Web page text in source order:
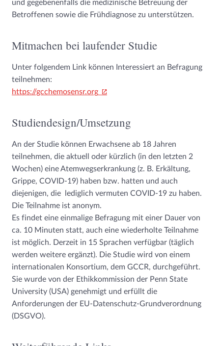
und gegebenenfalls die medizinische Betreuung der
Betroffenen sowie die Frühdiagnose zu unterstützen.
Mitmachen bei laufender Studie
Unter folgendem Link können Interessiert an Befragung
teilnehmen:
https://gcchemosensr.org
Studiendesign/Umsetzung
An der Studie können Erwachsene ab 18 Jahren
teilnehmen, die aktuell oder kürzlich (in den letzten 2
Wochen) eine Atemwegserkrankung (z. B. Erkältung,
Grippe, COVID-19) haben bzw. hatten und auch
diejenigen, die lediglich vermuten COVID-19 zu haben.
Die Teilnahme ist anonym.
Es findet eine einmalige Befragung mit einer Dauer von
ca. 10 Minuten statt, auch eine wiederholte Teilnahme
ist möglich. Derzeit in 15 Sprachen verfügbar (täglich
werden weitere ergänzt). Die Studie wird von einem
internationalen Konsortium, dem GCCR, durchgeführt.
Sie wurde von der Ethikkommission der Penn State
University (USA) genehmigt und erfüllt die
Anforderungen der EU-Datenschutz-Grundverordnung
(DSGVO).